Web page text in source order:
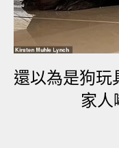
店家的意思。
解」、「國文老
還以為是狗
家人